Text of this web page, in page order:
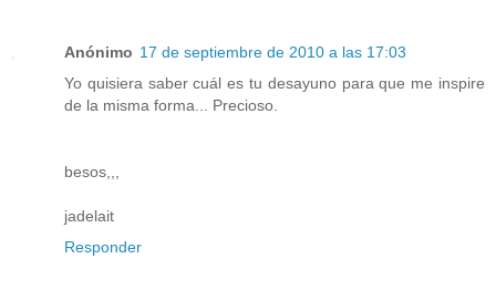
Anónimo 17 de septiembre de 2010 a las 17:03
Yo quisiera saber cuál es tu desayuno para que me inspire
de la misma forma... Precioso.
besos,,,
jadelait
Responder